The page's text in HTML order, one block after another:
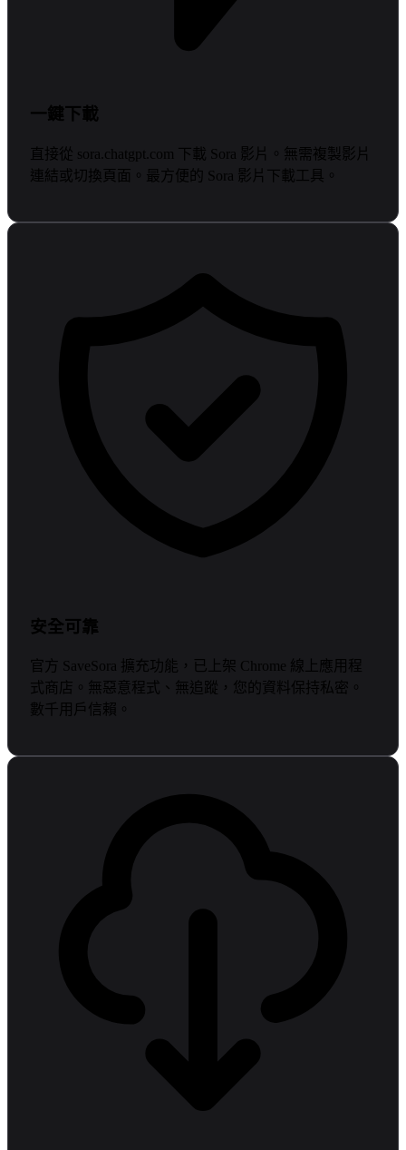
一鍵下載
直接從 sora.chatgpt.com 下載 Sora 影片。無需複製影片
連結或切換頁面。最方便的 Sora 影片下載工具。
安全可靠
官方 SaveSora 擴充功能，已上架 Chrome 線上應用程
式商店。無惡意程式、無追蹤，您的資料保持私密。
數千用戶信賴。